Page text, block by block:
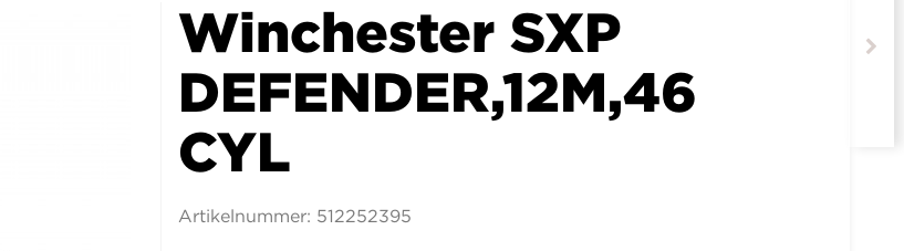
Winchester SXP
DEFENDER,12M,46
CYL
Artikelnummer: 512252395